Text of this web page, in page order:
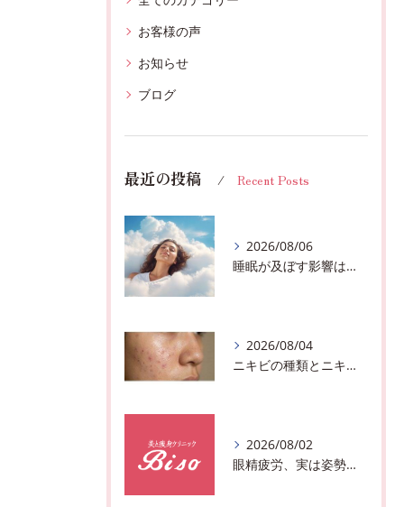
お客様の声
お知らせ
ブログ
最近の投稿 Recent Posts
2026/08/06
睡眠が及ぼす影響は？千葉市おすすめメニュー全身リンパマッサージで全身スッキリ♪
2026/08/04
ニキビの種類とニキビを作らないスキンケア方法♪千葉市中央区フェイシャルエステサロン
2026/08/02
眼精疲労、実は姿勢が原因かも?駅近おすすめメニュー全身リンパマッサージで全身スッキリ♪